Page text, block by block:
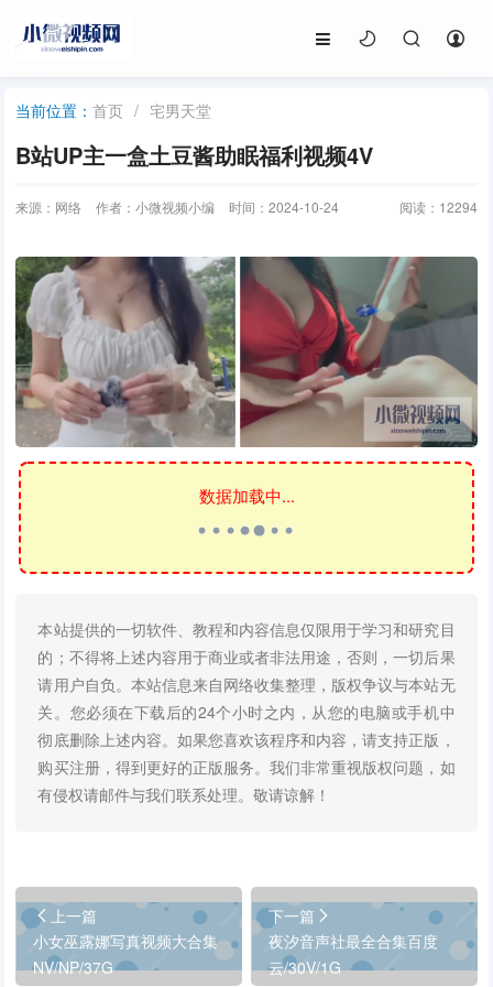
当前位置：首页 / 宅男天堂
B站UP主一盒土豆酱助眠福利视频4V
来源：网络 作者：小微视频小编 时间：2024-10-24 阅读： 12294
数据加载中...
本站提供的一切软件、教程和内容信息仅限用于学习和研究目
的；不得将上述内容用于商业或者非法用途，否则，一切后果
请用户自负。本站信息来自网络收集整理，版权争议与本站无
关。您必须在下载后的24个小时之内，从您的电脑或手机中
彻底删除上述内容。如果您喜欢该程序和内容，请支持正版，
购买注册，得到更好的正版服务。我们非常重视版权问题，如
有侵权请邮件与我们联系处理。敬请谅解！
上一篇
小女巫露娜写真视频大合集
NV/NP/37G
下一篇
夜汐音声社最全合集百度
云/30V/1G